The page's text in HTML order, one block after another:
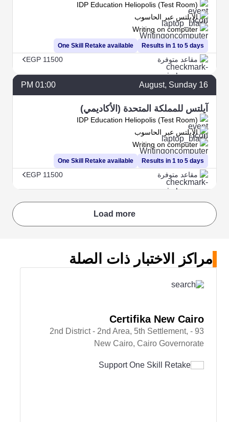
IDP Education Heliopolis (Test Room)
Results in 1 to 5 days
الآيلتس عبر الحاسوب
Writing on computer
One Skill Retake available
مقاعد متوفرة EGP 11500
16
August, Sunday
01:00 PM
آيلتس للمملكة المتحدة (الأكاديمي)
IDP Education Heliopolis (Test Room)
Results in 1 to 5 days
الآيلتس عبر الحاسوب
Writing on computer
One Skill Retake available
مقاعد متوفرة EGP 11500
Load more
مراكز الاختبار ذات الصلة
Certifika New Cairo
93 - 2nd District - 2nd Area, 5th Settlement,
New Cairo, Cairo Governorate
Support One Skill Retake